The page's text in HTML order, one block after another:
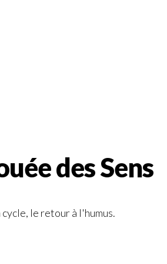
des Sens
cycle, le retour à l'humus.